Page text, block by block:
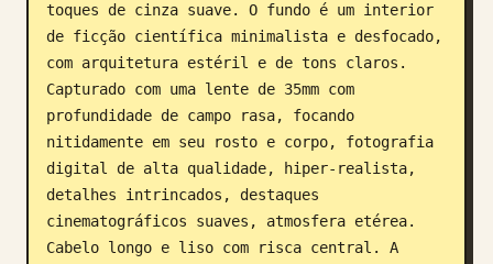
toques de cinza suave. O fundo é um interior
de ficção científica minimalista e desfocado,
com arquitetura estéril e de tons claros.
Capturado com uma lente de 35mm com
profundidade de campo rasa, focando
nitidamente em seu rosto e corpo, fotografia
digital de alta qualidade, hiper-realista,
detalhes intrincados, destaques
cinematográficos suaves, atmosfera etérea.
Cabelo longo e liso com risca central. A